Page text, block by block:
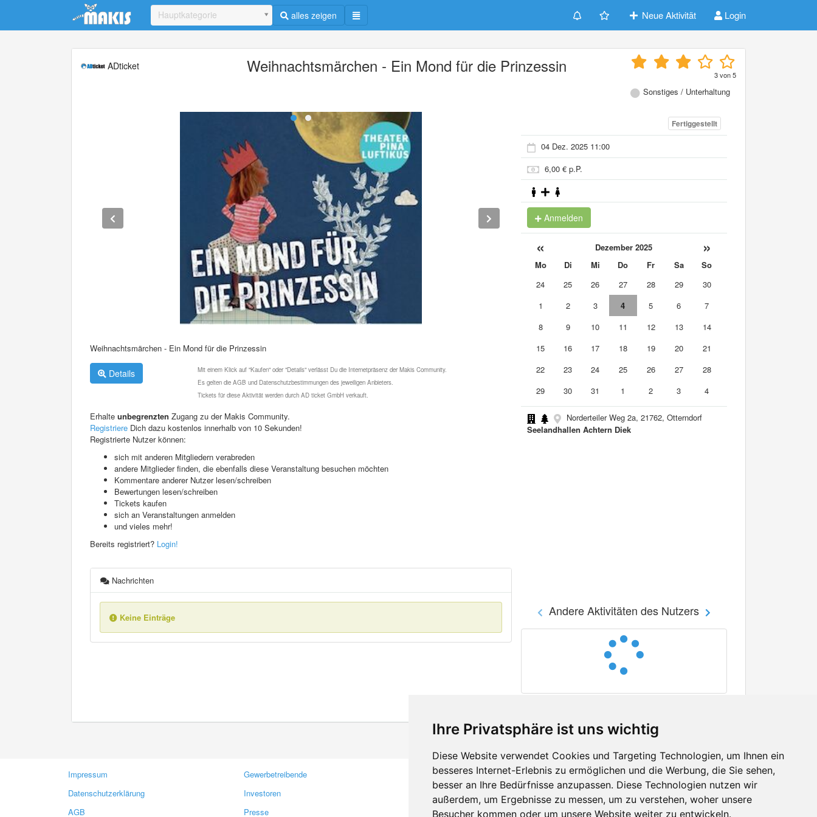
Ihre Privatsphäre ist uns wichtig
Diese Website verwendet Cookies und Targeting Technologien, um Ihnen ein
besseres Internet-Erlebnis zu ermöglichen und die Werbung, die Sie sehen,
besser an Ihre Bedürfnisse anzupassen. Diese Technologien nutzen wir
außerdem, um Ergebnisse zu messen, um zu verstehen, woher unsere
Besucher kommen oder um unsere Website weiter zu entwickeln.
Update cookies preferences
Hauptkategorie alles zeigen Neue Aktivität Login
ADticket Weihnachtsmärchen - Ein Mond für die Prinzessin 3von5
Sonstiges / Unterhaltung
Weihnachtsmärchen - Ein Mond für die Prinzessin
Details
Mit einem Klick auf "Kaufen" oder "Details" verlässt Du die Internetpräsenz der Makis Community.
Es gelten die AGB und Datenschutzbestimmungen des jeweiligen Anbieters.
Tickets für diese Aktivität werden durch AD ticket GmbH verkauft.
Erhalte unbegrenzten Zugang zu der Makis Community.
Registriere Dich dazu kostenlos innerhalb von 10 Sekunden!
Registrierte Nutzer können:
sich mit anderen Mitgliedern verabreden
andere Mitglieder finden, die ebenfalls diese Veranstaltung besuchen möchten
Kommentare anderer Nutzer lesen/schreiben
Bewertungen lesen/schreiben
Tickets kaufen
sich an Veranstaltungen anmelden
und vieles mehr!
Bereits registriert? Login!
Nachrichten
Keine Einträge
Fertiggestellt
04 Dez. 2025 11:00
6,00 € p.P.
Anmelden
« Dezember 2025 »
Mo Di Mi Do Fr Sa
So
24
25 26 27 28 29
30
1
2 3 4 5 6
7
8
9 10 11 12 13
14
15
16 17 18 19 20
21
22
23 24 25 26 27
28
29
30 31 1 2 3 4
Norderteiler Weg 2a, 21762, Otterndorf
Seelandhallen Achtern Diek
Andere Aktivitäten des Nutzers
Impressum
Datenschutzerklärung
AGB
Gewerbetreibende
Investoren
Presse
Kontakt
Feedback
Fehler melden
Facebook
Twitter
YouTube